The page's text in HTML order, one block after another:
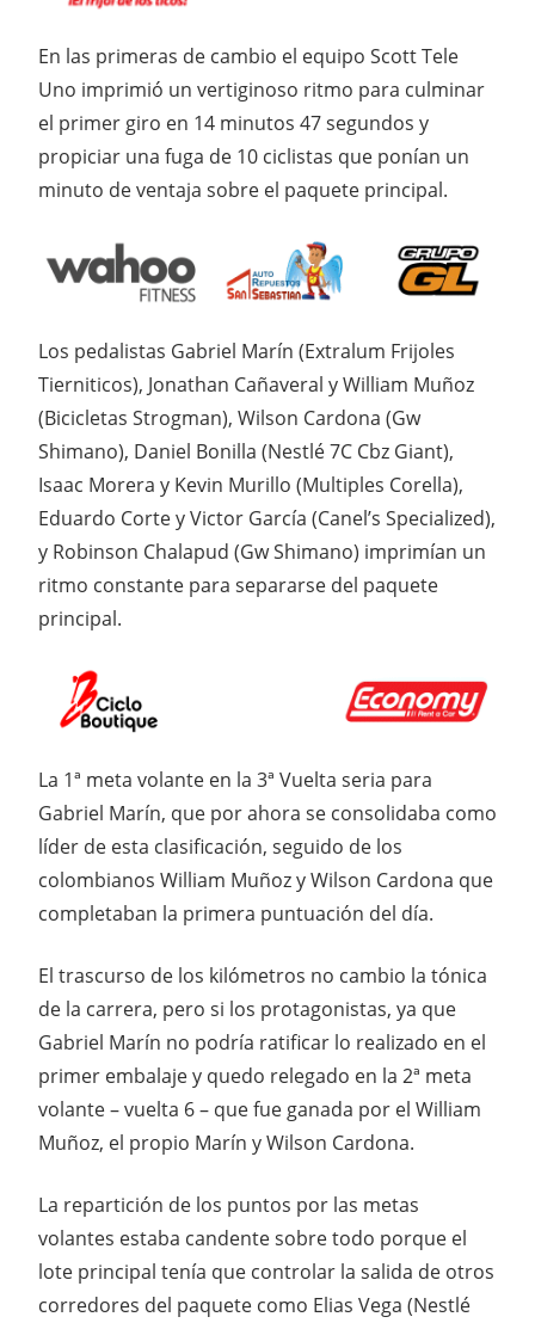
En las primeras de cambio el equipo Scott Tele
Uno imprimió un vertiginoso ritmo para culminar
el primer giro en 14 minutos 47 segundos y
propiciar una fuga de 10 ciclistas que ponían un
minuto de ventaja sobre el paquete principal.
Los pedalistas Gabriel Marín (Extralum Frijoles
Tierniticos), Jonathan Cañaveral y William Muñoz
(Bicicletas Strogman), Wilson Cardona (Gw
Shimano), Daniel Bonilla (Nestlé 7C Cbz Giant),
Isaac Morera y Kevin Murillo (Multiples Corella),
Eduardo Corte y Victor García (Canel’s Specialized),
y Robinson Chalapud (Gw Shimano) imprimían un
ritmo constante para separarse del paquete
principal.
La 1ª meta volante en la 3ª Vuelta seria para
Gabriel Marín, que por ahora se consolidaba como
líder de esta clasificación, seguido de los
colombianos William Muñoz y Wilson Cardona que
completaban la primera puntuación del día.
El trascurso de los kilómetros no cambio la tónica
de la carrera, pero si los protagonistas, ya que
Gabriel Marín no podría ratificar lo realizado en el
primer embalaje y quedo relegado en la 2ª meta
volante – vuelta 6 – que fue ganada por el William
Muñoz, el propio Marín y Wilson Cardona.
La repartición de los puntos por las metas
volantes estaba candente sobre todo porque el
lote principal tenía que controlar la salida de otros
corredores del paquete como Elias Vega (Nestlé